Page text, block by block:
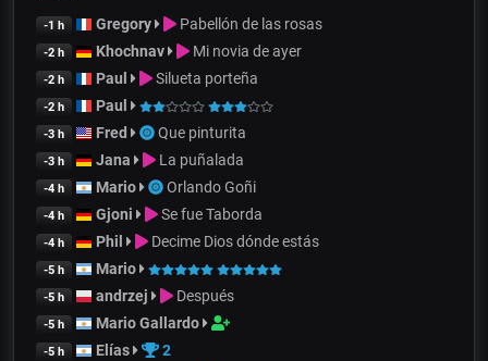
-1 h Gregory Pabellón de las rosas
-2 h Khochnav Mi novia de ayer
-2 h Paul Silueta porteña
-2 h Paul
-3 h Fred Que pinturita
-3 h Jana La puñalada
-4 h Mario Orlando Goñi
-4 h Gjoni Se fue Taborda
-4 h Phil Decime Dios dónde estás
-5 h Mario
-5 h andrzej Después
-5 h Mario Gallardo
-5 h Elías 2